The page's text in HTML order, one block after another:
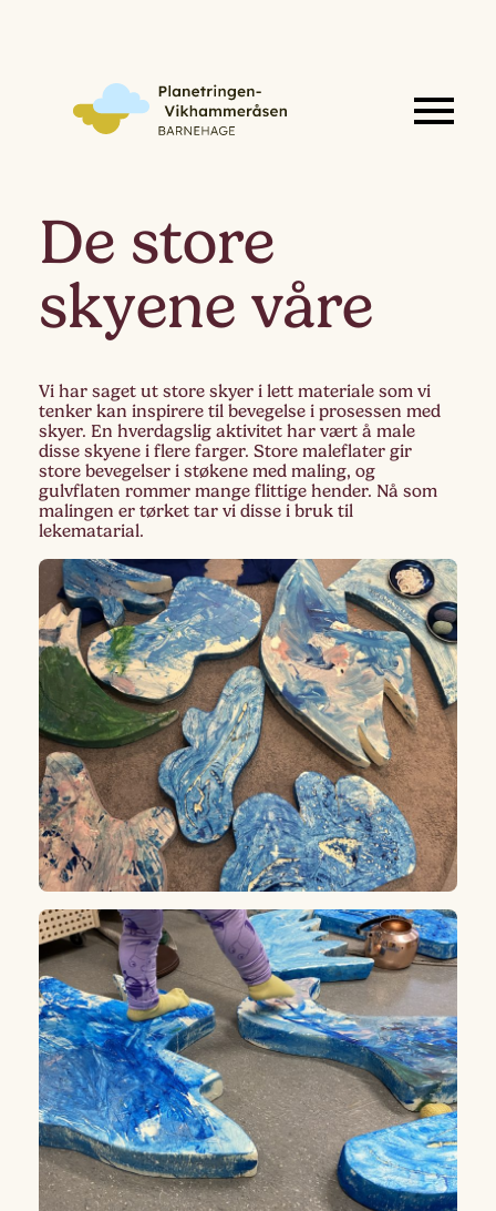
De store
skyene våre
Vi har saget ut store skyer i lett materiale som vi
tenker kan inspirere til bevegelse i prosessen med
skyer. En hverdagslig aktivitet har vært å male
disse skyene i flere farger. Store maleflater gir
store bevegelser i støkene med maling, og
gulvflaten rommer mange flittige hender. Nå som
malingen er tørket tar vi disse i bruk til
lekematarial.